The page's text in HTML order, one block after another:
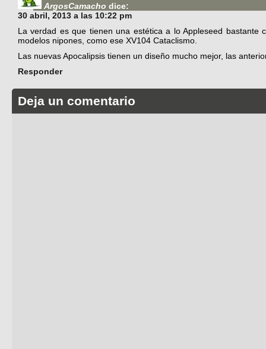
ArgosCamacho dice:
30 abril, 2013 a las 10:22 pm
La verdad es que tienen una estética a lo Appleseed bastante
modelos nipones, como ese XV104 Cataclismo.
Las nuevas Apocalipsis tienen un diseño mucho mejor, las
Responder
Deja un comentario